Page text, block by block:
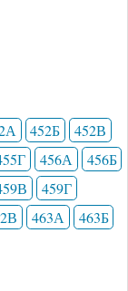
452Б
452В
456А
456Б
459Г
463А
463Б